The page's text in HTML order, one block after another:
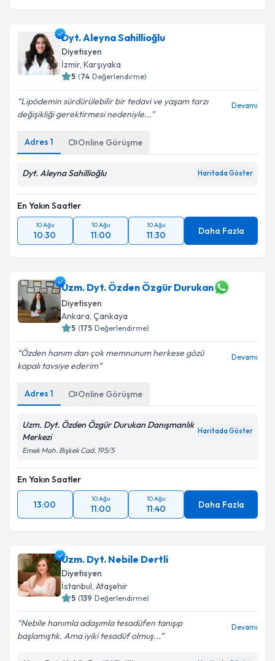
Dyt. Aleyna Sahillioğlu
Diyetisyen
İzmir, Karşıyaka
5 (74 Değerlendirme)
Lipödemin sürdürülebilir bir tedavi ve yaşam tarzı
değişikliği gerektirmesi nedeniyle...
Devamı
Adres 1 Online Görüşme
Dyt. Aleyna Sahillioğlu Haritada Göster
En Yakın Saatler
10 Ağu
10:30
10 Ağu
11:00
10 Ağu
11:30 Daha Fazla
Uzm. Dyt. Özden Özgür Durukan
Diyetisyen
Ankara, Çankaya
5 (175 Değerlendirme)
Özden hanım dan çok memnunum herkese gözü
kapalı tavsiye ederim
Devamı
Adres 1 Online Görüşme
Uzm. Dyt. Özden Özgür Durukan Danışmanlık
Merkezi
Haritada Göster
Emek Mah. Bişkek Cad. 195/5
En Yakın Saatler
13:00
10 Ağu
11:00
10 Ağu
11:40 Daha Fazla
Uzm. Dyt. Nebile Dertli
Diyetisyen
İstanbul, Ataşehir
5 (139 Değerlendirme)
Nebile hanımla adaşımla tesadüfen tanışıp
başlamıştık. Ama iyiki tesadüf olmuş...
Devamı